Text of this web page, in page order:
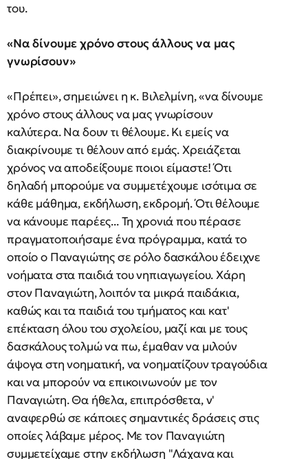
του.
«Να δίνουμε χρόνο στους άλλους να μας
γνωρίσουν»
«Πρέπει», σημειώνει η κ. Βιλελμίνη, «να δίνουμε
χρόνο στους άλλους να μας γνωρίσουν
καλύτερα. Να δουν τι θέλουμε. Κι εμείς να
διακρίνουμε τι θέλουν από εμάς. Χρειάζεται
χρόνος να αποδείξουμε ποιοι είμαστε! Ότι
δηλαδή μπορούμε να συμμετέχουμε ισότιμα σε
κάθε μάθημα, εκδήλωση, εκδρομή. Ότι θέλουμε
να κάνουμε παρέες... Τη χρονιά που πέρασε
πραγματοποιήσαμε ένα πρόγραμμα, κατά το
οποίο ο Παναγιώτης σε ρόλο δασκάλου έδειχνε
νοήματα στα παιδιά του νηπιαγωγείου. Χάρη
στον Παναγιώτη, λοιπόν τα μικρά παιδάκια,
καθώς και τα παιδιά του τμήματος και κατ'
επέκταση όλου του σχολείου, μαζί και με τους
δασκάλους τολμώ να πω, έμαθαν να μιλούν
άψογα στη νοηματική, να νοηματίζουν τραγούδια
και να μπορούν να επικοινωνούν με τον
Παναγιώτη. Θα ήθελα, επιπρόσθετα, ν'
αναφερθώ σε κάποιες σημαντικές δράσεις στις
οποίες λάβαμε μέρος. Με τον Παναγιώτη
συμμετείχαμε στην εκδήλωση "Λάχανα και